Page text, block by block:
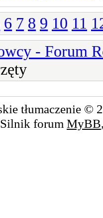
6 7 8 9 10 11
- Forum
tłumaczenie ©
Silnik forum MyBB